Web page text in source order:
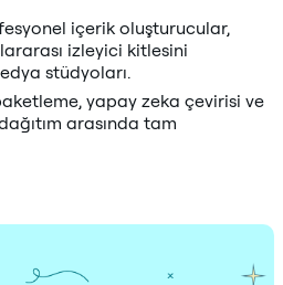
içerik oluşturucular,
izleyici kitlesini
stüdyoları.
yapay zeka çevirisi ve
arasında tam